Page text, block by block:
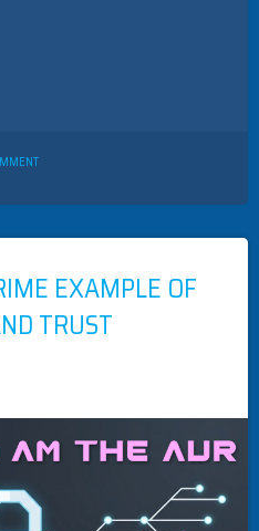
ON
NEU
ERFUNDEN
WERDEN
MUSS
EXAMPLE OF
TRUST